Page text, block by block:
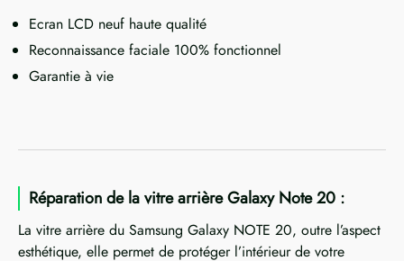
Ecran LCD neuf haute qualité
Reconnaissance faciale 100% fonctionnel
Garantie à vie
Réparation de la vitre arrière Galaxy Note 20 :
La vitre arrière du Samsung Galaxy NOTE 20, outre l’aspect
esthétique, elle permet de protéger l’intérieur de votre